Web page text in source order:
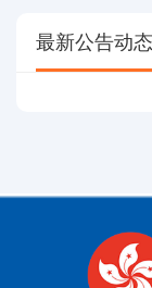
最新公告动态